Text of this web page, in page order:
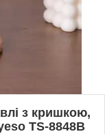
з кришкою,
TS-8848B